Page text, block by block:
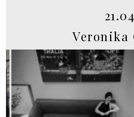
Veronika